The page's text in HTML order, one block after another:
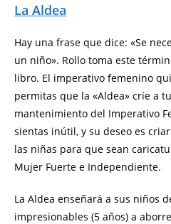
La Aldea
Hay una frase que dice: «Se
un niño». Rollo toma este
libro. El imperativo femenino
permitas que la «Aldea» críe a
mantenimiento del Imperativo
sientas inútil, y su deseo es
las niñas para que sean
Mujer Fuerte e Independiente.
La Aldea enseñará a sus niños
impresionables (5 años) a